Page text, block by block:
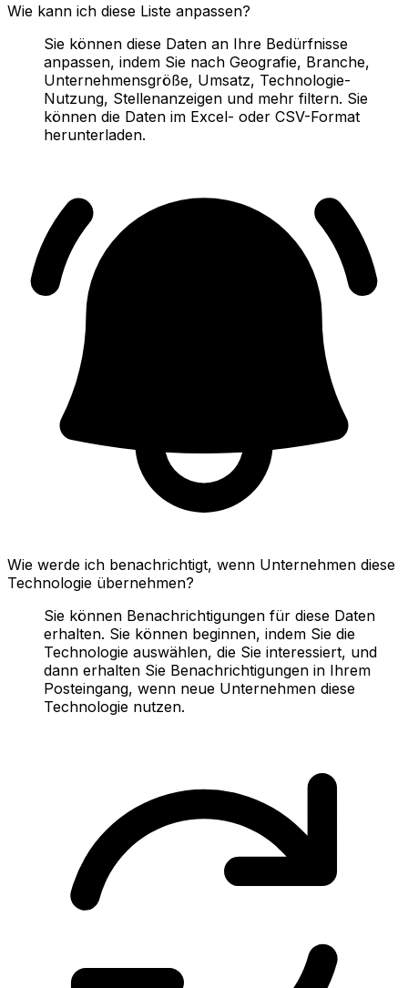
Wie kann ich diese Liste anpassen?
Sie können diese Daten an Ihre Bedürfnisse
anpassen, indem Sie nach Geografie, Branche,
Unternehmensgröße, Umsatz, Technologie-
Nutzung, Stellenanzeigen und mehr filtern. Sie
können die Daten im Excel- oder CSV-Format
herunterladen.
Wie werde ich benachrichtigt, wenn Unternehmen diese
Technologie übernehmen?
Sie können Benachrichtigungen für diese Daten
erhalten. Sie können beginnen, indem Sie die
Technologie auswählen, die Sie interessiert, und
dann erhalten Sie Benachrichtigungen in Ihrem
Posteingang, wenn neue Unternehmen diese
Technologie nutzen.